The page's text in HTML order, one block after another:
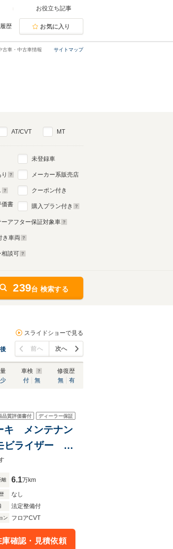
お役立ち記事
歴 お気に入り
サイトマップ
古車・中古車情報
AT/CVT MT
価書
未登録車
メーカー系販売店
クーポン付き
購入プラン付き
ーアフター保証対象車
き車両
相談可
239台 検索する
スライドショーで見る
前へ 次へ
少
車検
付
無
修復歴
無
有
品質評価書付 ディーラー保証
キ メンテナン
ビライザー
パワーウイン
離 6.1万km
なし
法定整備付
ン フロアCVT
庫確認・見積依頼